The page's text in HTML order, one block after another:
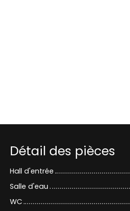
Détail des pièces
Hall d'entrée
Salle d'eau
WC